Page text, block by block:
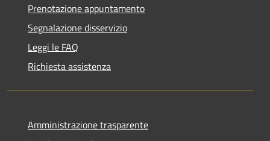
Prenotazione appuntamento
Segnalazione disservizio
Leggi le FAQ
Richiesta assistenza
Amministrazione trasparente